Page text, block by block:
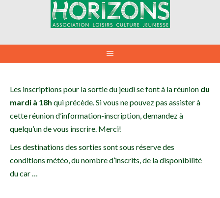
Les inscriptions pour la sortie du jeudi se font à la réunion du
mardi à 18h qui précède. Si vous ne pouvez pas assister à
cette réunion d’information-inscription, demandez à
quelqu’un de vous inscrire. Merci!
Les destinations des sorties sont sous réserve des
conditions météo, du nombre d’inscrits, de la disponibilité
du car …